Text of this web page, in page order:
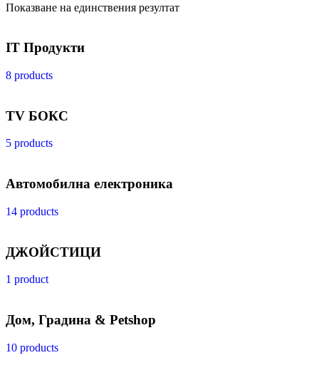
Показване на единствения резултат
IT Продукти
8 products
TV БОКС
5 products
Автомобилна електроника
14 products
ДЖОЙСТИЦИ
1 product
Дом, Градина & Petshop
10 products